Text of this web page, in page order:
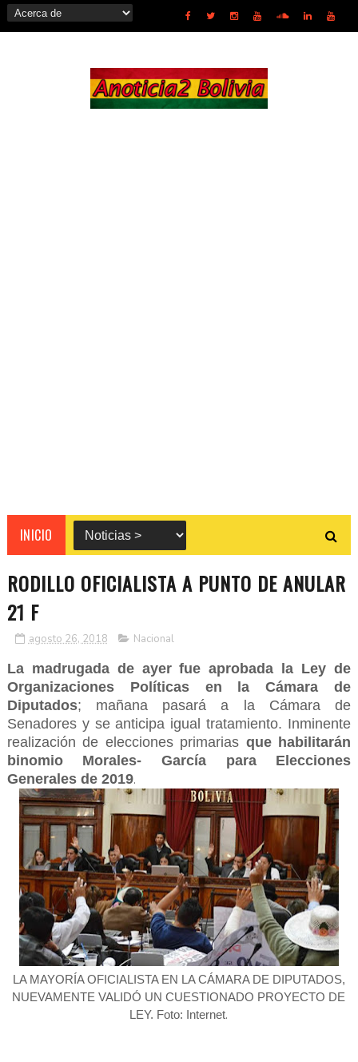
INICIO
RODILLO OFICIALISTA A PUNTO DE ANULAR
21 F
agosto 26, 2018 Nacional
La madrugada de ayer fue aprobada la Ley de
Organizaciones Políticas en la Cámara de
Diputados; mañana pasará a la Cámara de
Senadores y se anticipa igual tratamiento. Inminente
realización de elecciones primarias que habilitarán
binomio Morales- García para Elecciones
Generales de 2019.
LA MAYORÍA OFICIALISTA EN LA CÁMARA DE DIPUTADOS,
NUEVAMENTE VALIDÓ UN CUESTIONADO PROYECTO DE
LEY. Foto: Internet.